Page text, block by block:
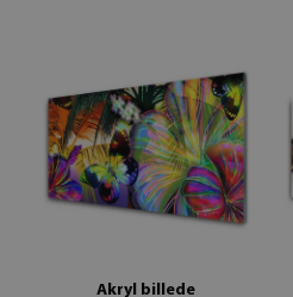
Akryl billede